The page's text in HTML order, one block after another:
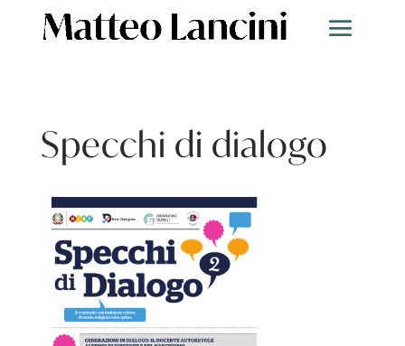
Specchi di dialogo